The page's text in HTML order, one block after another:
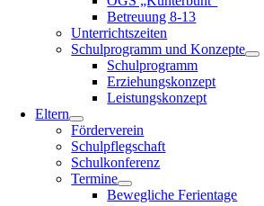
Betreuung 8-13
Unterrichtszeiten
Schulprogramm und Konzepte
Schulprogramm
Erziehungskonzept
Leistungskonzept
Eltern
Förderverein
Schulpflegschaft
Schulkonferenz
Termine
Bewegliche Ferientage